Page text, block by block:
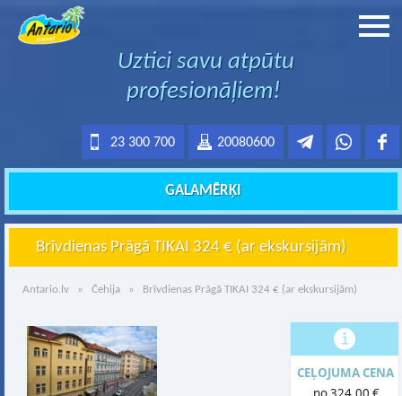
Uztici savu atpūtu
profesionāļiem!
20080600
23 300 700
GALAMĒRĶI
Brīvdienas Prāgā TIKAI 324 € (ar ekskursijām)
Antario.lv » Čehija » Brīvdienas Prāgā TIKAI 324 € (ar ekskursijām)
CEĻOJUMA CENA